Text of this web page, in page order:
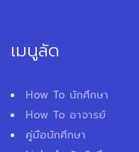
เมนูลัด
How To นักศึกษา
How To อาจารย์
คู่มือนักศึกษา